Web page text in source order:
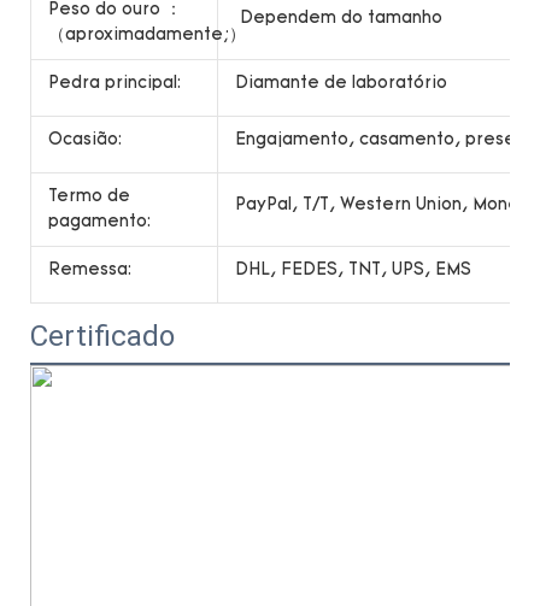
Peso do ouro ：
（aproximadamente;）
Dependem do tamanho
Pedra principal: Diamante de laboratório
Ocasião: Engajamento, casamento,
Termo de
pagamento:
PayPal, T/T, Western Union,
Remessa: DHL, FEDES, TNT, UPS, EMS
Certificado